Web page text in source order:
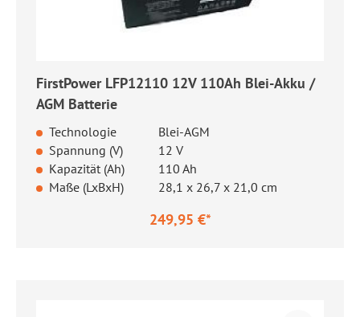
FirstPower LFP12110 12V 110Ah Blei-Akku /
AGM Batterie
Technologie
Blei-AGM
Spannung (V)
12 V
Kapazität (Ah)
110 Ah
Maße (LxBxH)
28,1 x 26,7 x 21,0 cm
249,95 €*